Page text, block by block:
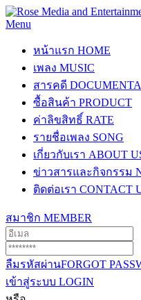
Menu
หน้าแรก HOME
เพลง MUSIC
สารคดี
ซื้อสินค้า PRODUCT
ค่าลิขสิทธิ์ RATE
รายชื่อเพลง SONG
เกี่ยวกับเรา ABOUT
ข่าวสารและกิจกรรม
ติดต่อเรา CONTACT
สมาชิก MEMBER
ลืมรหัสผ่านFORGOT
เข้าสู่ระบบ LOGIN